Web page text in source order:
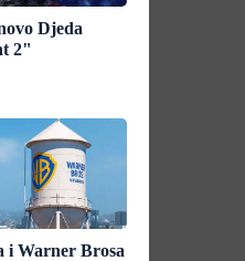
Djeda
2"
i Warner Brosa